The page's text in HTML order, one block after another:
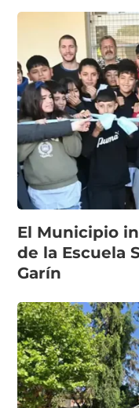
El Municipio
de la Escuela
Garín